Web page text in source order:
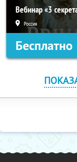
Вебинар «3
Россия
Бесплатно